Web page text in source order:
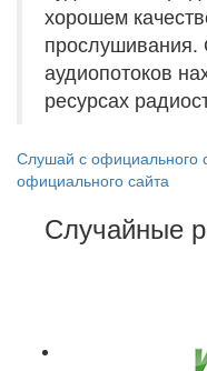
хорошем
прослушивания.
аудиопотоков
ресурсах
Слушай с официального
официального сайта
Случайные